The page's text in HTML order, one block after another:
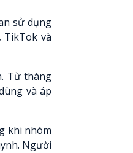
sử dụng
TikTok và
Từ tháng
và áp
khi nhóm
Người